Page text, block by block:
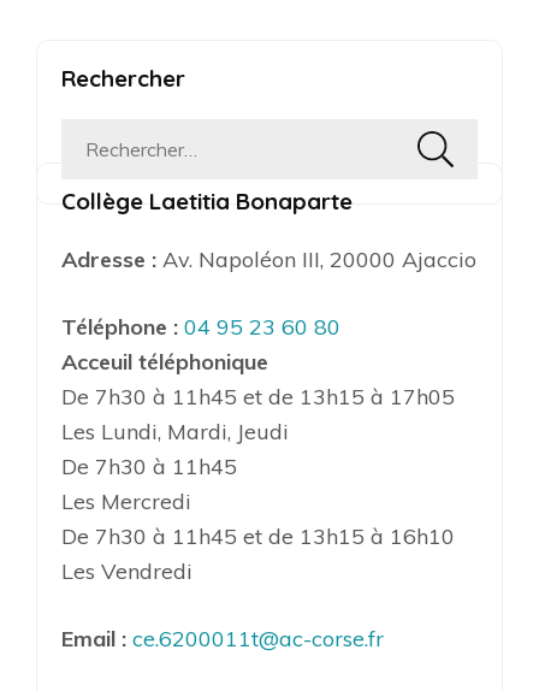
Rechercher
Rechercher :
Collège Laetitia Bonaparte
Adresse : Av. Napoléon III, 20000 Ajaccio
Téléphone : 04 95 23 60 80
Acceuil téléphonique
De 7h30 à 11h45 et de 13h15 à 17h05
Les Lundi, Mardi, Jeudi
De 7h30 à 11h45
Les Mercredi
De 7h30 à 11h45 et de 13h15 à 16h10
Les Vendredi
Email : ce.6200011t@ac-corse.fr